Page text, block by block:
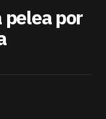
pelea por